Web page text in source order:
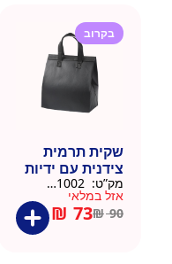
בקרוב
שקית תרמית
צידנית עם ידיות
– 50 יח 26/26
שחור
מק”ט:
אזל במלאי
₪90
₪ 73